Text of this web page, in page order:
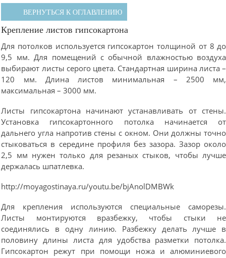
ВЕРНУТЬСЯ К ОГЛАВЛЕНИЮ
Крепление листов гипсокартона
Для потолков используется гипсокартон толщиной от 8 до
9,5 мм. Для помещений с обычной влажностью воздуха
выбирают листы серого цвета. Стандартная ширина листа –
120 мм. Длина листов минимальная – 2500 мм,
максимальная – 3000 мм.
Листы гипсокартона начинают устанавливать от стены.
Установка гипсокартонного потолка начинается от
дальнего угла напротив стены с окном. Они должны точно
стыковаться в середине профиля без зазора. Зазор около
2,5 мм нужен только для резаных стыков, чтобы лучше
держалась шпатлевка.
http://moyagostinaya.ru/youtu.be/bjAnolDMBWk
Для крепления используются специальные саморезы.
Листы монтируются вразбежку, чтобы стыки не
соединялись в одну линию. Разбежку делать лучше в
половину длины листа для удобства разметки потолка.
Гипсокартон режут при помощи ножа и алюминиевого